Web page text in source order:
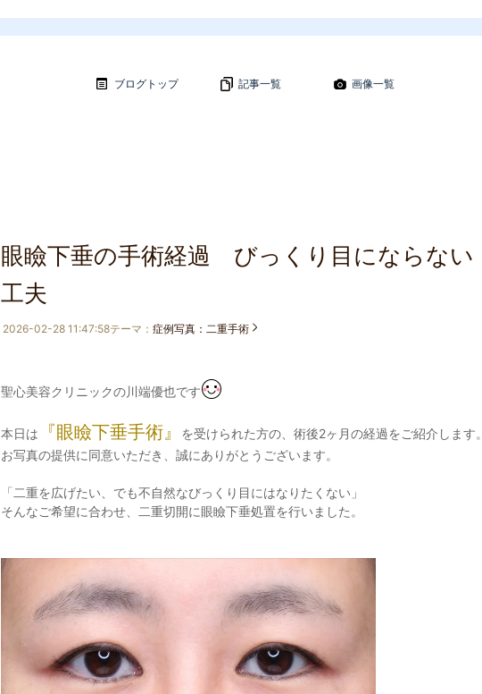
ブログトップ 記事一覧 画像一覧
眼瞼下垂の手術経過 びっくり目にならない
工夫
2026-02-28 11:47:58テーマ： 症例写真：二重手術
聖心美容クリニックの川端優也です
本日は 『眼瞼下垂手術』
を受けられた方の、術後2ヶ月の経過をご紹介します。
お写真の提供に同意いただき、誠にありがとうございます。
「二重を広げたい、でも不自然なびっくり目にはなりたくない」
そんなご希望に合わせ、二重切開に眼瞼下垂処置を行いました。